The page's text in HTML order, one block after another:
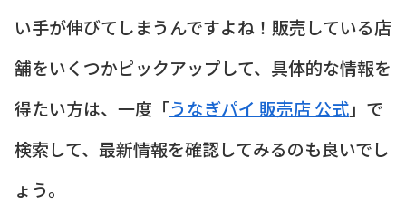
い手が伸びてしまうんですよね！販売している店
舗をいくつかピックアップして、具体的な情報を
得たい方は、一度「うなぎパイ 販売店 公式」で
検索して、最新情報を確認してみるのも良いでし
ょう。